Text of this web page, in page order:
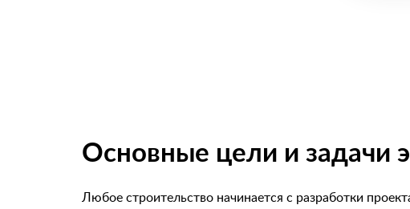
Основные цели и задачи
Любое строительство начинается с разработки